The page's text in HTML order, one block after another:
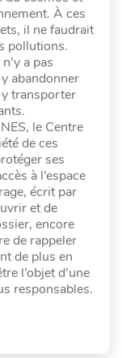
À ces
il ne faudrait
pollutions.
a pas
abandonner
transporter
le Centre
de ces
ses
à l’espace
écrit par
et de
encore
de rappeler
de plus en
l’objet d’une
responsables.